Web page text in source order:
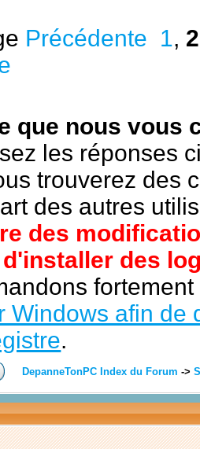
Précédente 1, 2
que nous vous
les réponses
trouverez des
des autres
des
des
Windows afin de
.
DepanneTonPC Index du Forum ->